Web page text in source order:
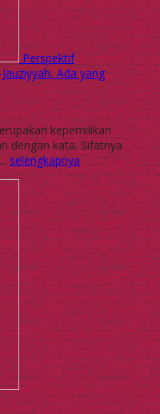
Perspektif
Ada yang
kepemilikan
dengan kata. Sifatnya
selengkapnya